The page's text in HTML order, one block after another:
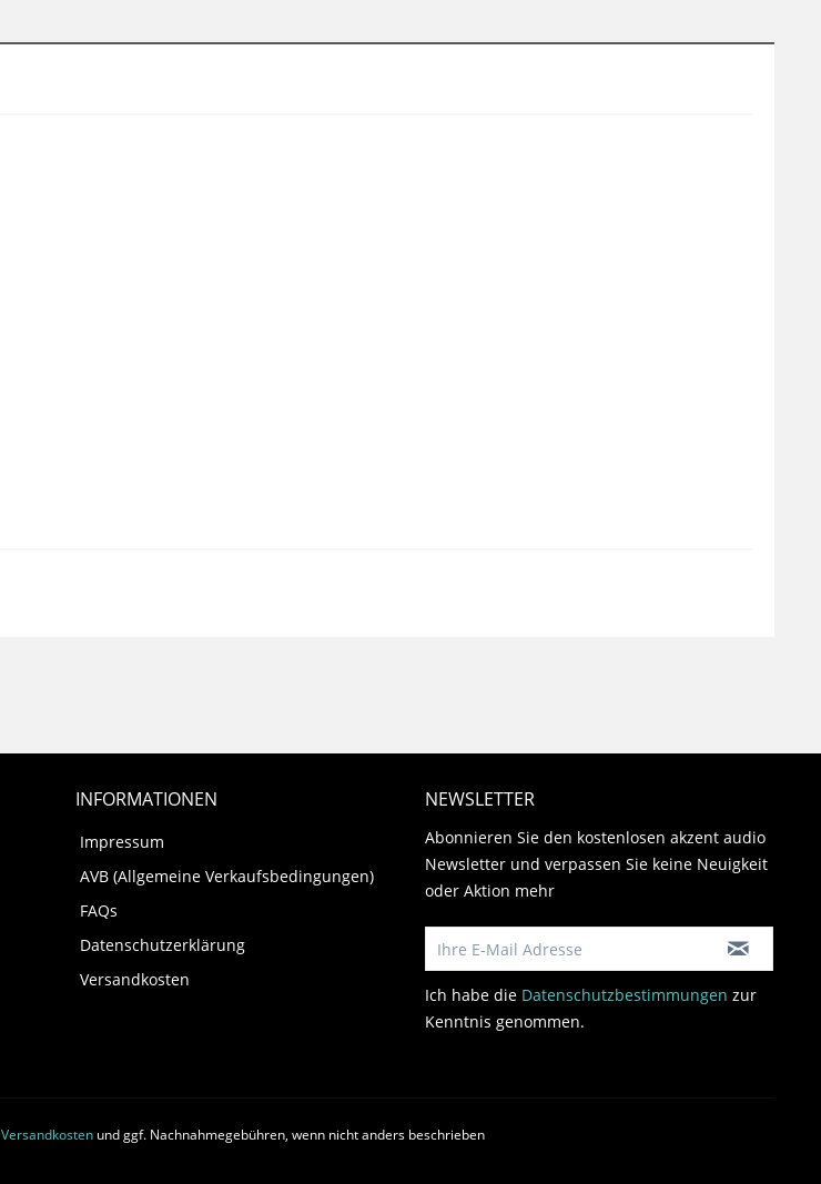
INFORMATIONEN
Impressum
AVB (Allgemeine Verkaufsbedingungen)
FAQs
Datenschutzerklärung
Versandkosten
NEWSLETTER
Abonnieren Sie den kostenlosen akzent audio
Newsletter und verpassen Sie keine Neuigkeit
oder Aktion mehr
Ich habe die Datenschutzbestimmungen zur
Kenntnis genommen.
Versandkosten und ggf. Nachnahmegebühren, wenn nicht anders beschrieben